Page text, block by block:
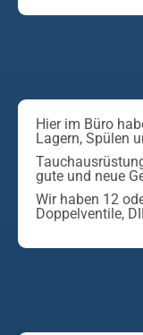
Hier im Büro
Lagern, Spülen
gute und neue
Wir haben 12
Doppelventile,